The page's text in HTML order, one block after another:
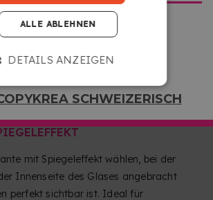
SCHWEIZERISCH
mit Spiegeleffekt wählen, bei der
Innenseite des Glases angebracht
perfekt sichtbar ist. Ideal für
ALLE ABLEHNEN
DETAILS ANZEIGEN